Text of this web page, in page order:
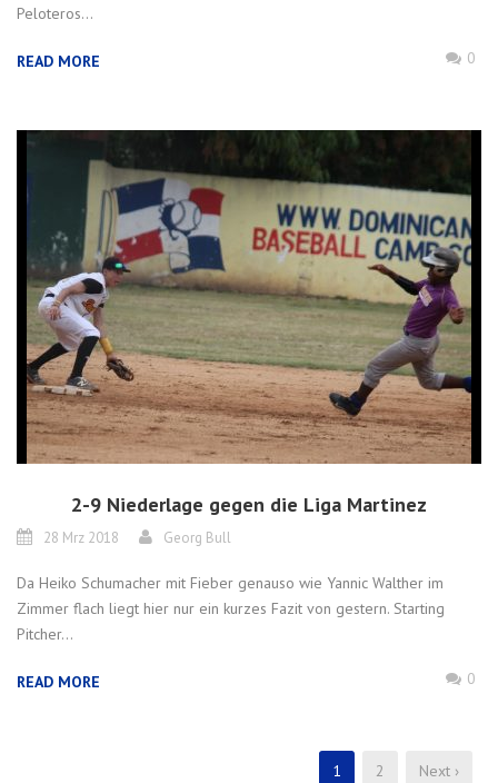
Peloteros...
READ MORE 0
2-9 Niederlage gegen die Liga Martinez
28 Mrz 2018 Georg Bull
Da Heiko Schumacher mit Fieber genauso wie Yannic Walther im
Zimmer flach liegt hier nur ein kurzes Fazit von gestern. Starting
Pitcher...
READ MORE 0
1 2 Next ›